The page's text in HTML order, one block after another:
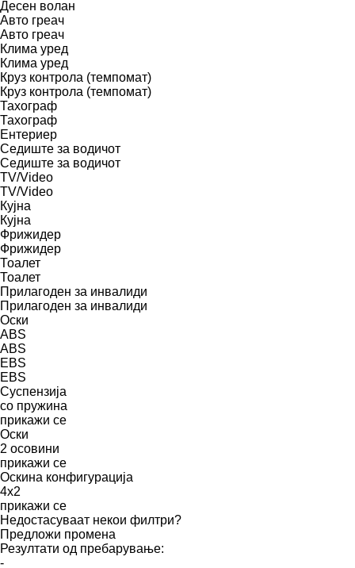
Десен волан
Авто греач
Авто греач
Клима уред
Клима уред
Круз контрола (темпомат)
Круз контрола (темпомат)
Тахограф
Тахограф
Ентериер
Седиште за водичот
Седиште за водичот
TV/Video
TV/Video
Кујна
Кујна
Фрижидер
Фрижидер
Тоалет
Тоалет
Прилагоден за инвалиди
Прилагоден за инвалиди
Оски
ABS
ABS
EBS
EBS
Суспензија
со пружина
прикажи се
Оски
2 осовини
прикажи се
Оскина конфигурација
4x2
прикажи се
Недостасуваат некои филтри?
Предложи промена
Резултати од пребарување:
-